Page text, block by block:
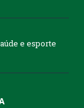
e esporte